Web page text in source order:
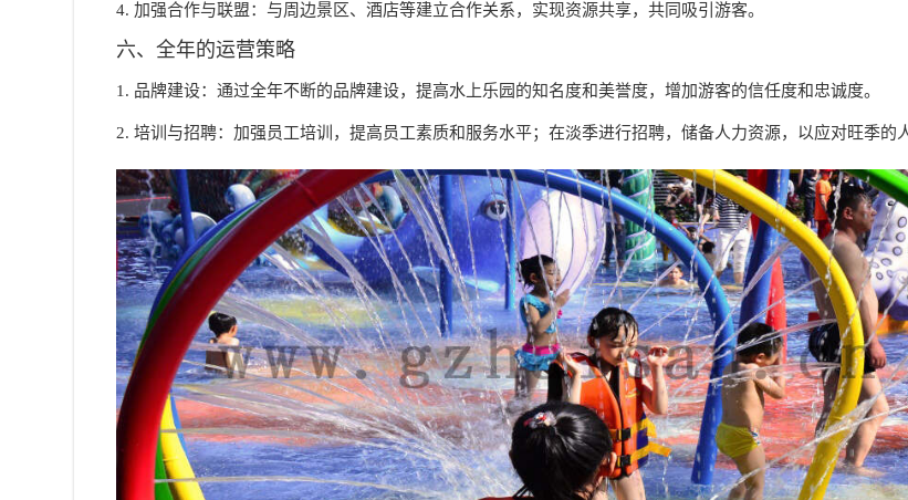
4. 加强合作与联盟：与周边景区、酒店等建立合作关系，实现资源共享，共同吸引游客。
六、全年的运营策略
1. 品牌建设：通过全年不断的品牌建设，提高水上乐园的知名度和美誉度，增加游客的信任度和忠诚度。
2. 培训与招聘：加强员工培训，提高员工素质和服务水平；在淡季进行招聘，储备人力资源，以应对旺季的